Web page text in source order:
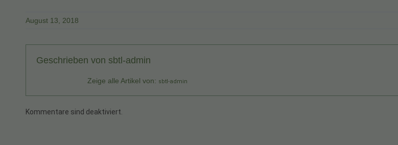
August 13, 2018
Geschrieben von sbtl-admin
Zeige alle Artikel von: sbtl-admin
Kommentare sind deaktiviert.